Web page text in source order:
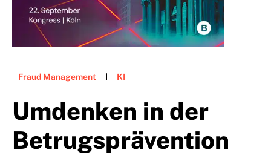
Fraud Management KI
Umdenken in der
Betrugsprävention